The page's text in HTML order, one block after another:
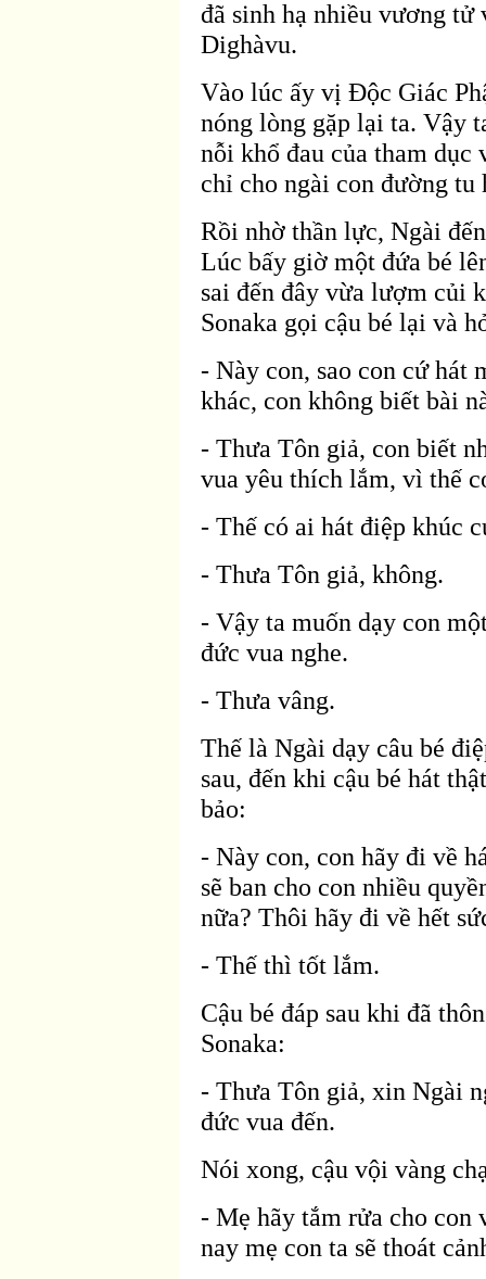
đã sinh hạ nhiều vương
Dighàvu.
Vào lúc ấy vị Độc Giác
nóng lòng gặp lại ta. Vậy
nỗi khổ đau của tham dục
chỉ cho ngài con đường tu
Rồi nhờ thần lực, Ngài
Lúc bấy giờ một đứa bé l
sai đến đây vừa lượm củi
Sonaka gọi cậu bé lại và
- Này con, sao con cứ hát
khác, con không biết bài
- Thưa Tôn giả, con biết
vua yêu thích lắm, vì thế
- Thế có ai hát điệp khúc
- Thưa Tôn giả, không.
- Vậy ta muốn dạy con
đức vua nghe.
- Thưa vâng.
Thế là Ngài dạy câu bé
sau, đến khi cậu bé hát
bảo:
- Này con, con hãy đi về
sẽ ban cho con nhiều
nữa? Thôi hãy đi về hết
- Thế thì tốt lắm.
Cậu bé đáp sau khi đã
Sonaka:
- Thưa Tôn giả, xin Ngài
đức vua đến.
Nói xong, cậu vội vàng
- Mẹ hãy tắm rửa cho con
nay mẹ con ta sẽ thoát